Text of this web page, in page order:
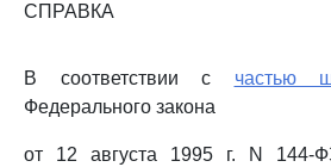
СПРАВКА
В соответствии с частью
Федерального закона
от 12 августа 1995 г. N 144-